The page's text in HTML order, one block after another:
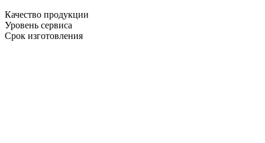
Качество продукции
Уровень сервиса
Срок изготовления